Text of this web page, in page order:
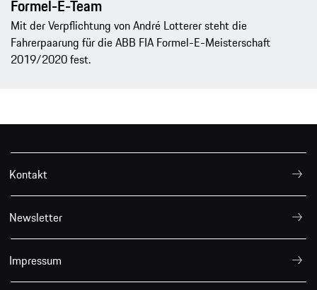
Formel-E-Team
Mit der Verpflichtung von André Lotterer steht die
Fahrerpaarung für die ABB FIA Formel-E-Meisterschaft
2019/2020 fest.
Kontakt
Newsletter
Impressum